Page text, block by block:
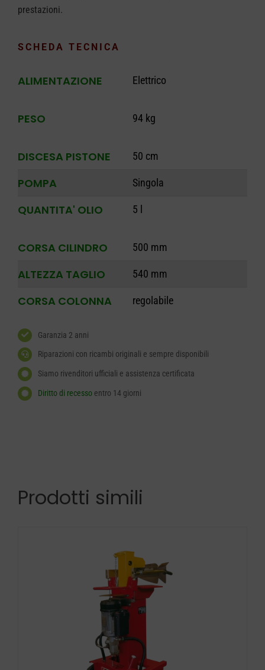
quantità
prestazioni.
SCHEDA TECNICA
ALIMENTAZIONE Elettrico
PESO 94 kg
DISCESA PISTONE 50 cm
POMPA Singola
QUANTITA' OLIO 5 l
CORSA CILINDRO 500 mm
ALTEZZA TAGLIO 540 mm
CORSA COLONNA regolabile
Garanzia 2 anni
Riparazioni con ricambi originali e sempre disponibili
Siamo rivenditori ufficiali e assistenza certificata
Diritto di recessoentro 14 giorni
Prodotti simili